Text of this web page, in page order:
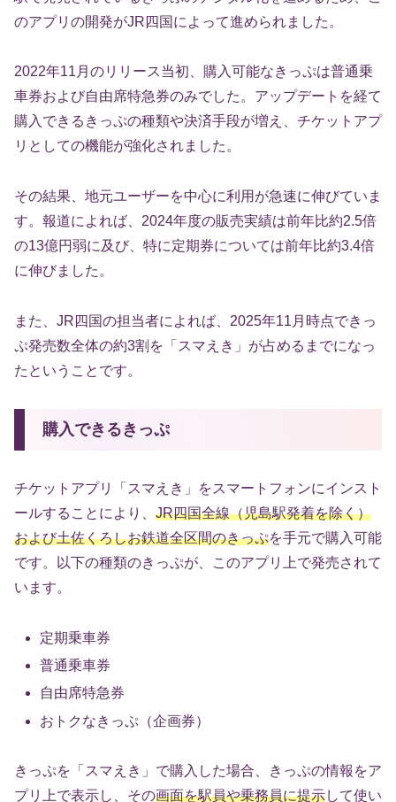
のアプリの開発がJR四国によって進められました。
2022年11月のリリース当初、購入可能なきっぷは普通乗
車券および自由席特急券のみでした。アップデートを経て
購入できるきっぷの種類や決済手段が増え、チケットアプ
リとしての機能が強化されました。
その結果、地元ユーザーを中心に利用が急速に伸びていま
す。報道によれば、2024年度の販売実績は前年比約2.5倍
の13億円弱に及び、特に定期券については前年比約3.4倍
に伸びました。
また、JR四国の担当者によれば、2025年11月時点できっ
ぷ発売数全体の約3割を「スマえき」が占めるまでになっ
たということです。
購入できるきっぷ
チケットアプリ「スマえき」をスマートフォンにインスト
ールすることにより、 JR四国全線（児島駅発着を除く）
および土佐くろしお鉄道全区間のきっぷを手元で購入可能
です。以下の種類のきっぷが、このアプリ上で発売されて
います。
定期乗車券
普通乗車券
自由席特急券
おトクなきっぷ（企画券）
きっぷを「スマえき」で購入した場合、きっぷの情報をア
プリ上で表示し、その画面を駅員や乗務員に提示して使い